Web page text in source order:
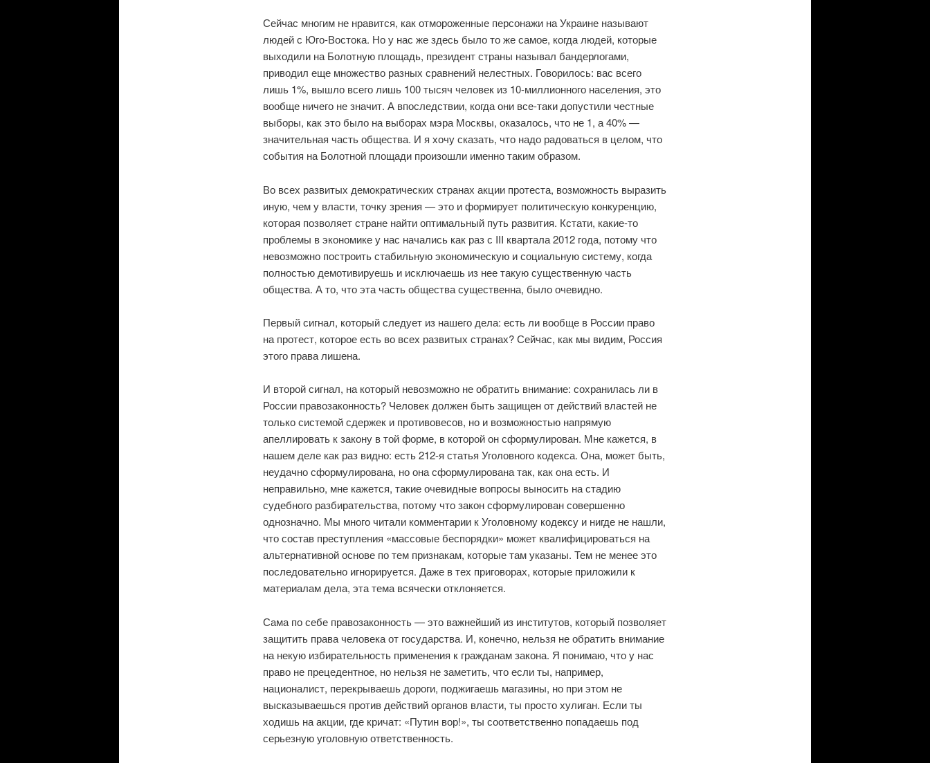
Сейчас многим не нравится, как отмороженные персонажи на Украине называют
людей с Юго-Востока. Но у нас же здесь было то же самое, когда людей, которые
выходили на Болотную площадь, президент страны называл бандерлогами,
приводил еще множество разных сравнений нелестных. Говорилось: вас всего
лишь 1%, вышло всего лишь 100 тысяч человек из 10-миллионного населения, это
вообще ничего не значит. А впоследствии, когда они все-таки допустили честные
выборы, как это было на выборах мэра Москвы, оказалось, что не 1, а 40% —
значительная часть общества. И я хочу сказать, что надо радоваться в целом, что
события на Болотной площади произошли именно таким образом.
Во всех развитых демократических странах акции протеста, возможность выразить
иную, чем у власти, точку зрения — это и формирует политическую конкуренцию,
которая позволяет стране найти оптимальный путь развития. Кстати, какие-то
проблемы в экономике у нас начались как раз с III квартала 2012 года, потому что
невозможно построить стабильную экономическую и социальную систему, когда
полностью демотивируешь и исключаешь из нее такую существенную часть
общества. А то, что эта часть общества существенна, было очевидно.
Первый сигнал, который следует из нашего дела: есть ли вообще в России право
на протест, которое есть во всех развитых странах? Сейчас, как мы видим, Россия
этого права лишена.
И второй сигнал, на который невозможно не обратить внимание: сохранилась ли в
России правозаконность? Человек должен быть защищен от действий властей не
только системой сдержек и противовесов, но и возможностью напрямую
апеллировать к закону в той форме, в которой он сформулирован. Мне кажется, в
нашем деле как раз видно: есть 212-я статья Уголовного кодекса. Она, может быть,
неудачно сформулирована, но она сформулирована так, как она есть. И
неправильно, мне кажется, такие очевидные вопросы выносить на стадию
судебного разбирательства, потому что закон сформулирован совершенно
однозначно. Мы много читали комментарии к Уголовному кодексу и нигде не нашли,
что состав преступления «массовые беспорядки» может квалифицироваться на
альтернативной основе по тем признакам, которые там указаны. Тем не менее это
последовательно игнорируется. Даже в тех приговорах, которые приложили к
материалам дела, эта тема всячески отклоняется.
Сама по себе правозаконность — это важнейший из институтов, который позволяет
защитить права человека от государства. И, конечно, нельзя не обратить внимание
на некую избирательность применения к гражданам закона. Я понимаю, что у нас
право не прецедентное, но нельзя не заметить, что если ты, например,
националист, перекрываешь дороги, поджигаешь магазины, но при этом не
высказываешься против действий органов власти, ты просто хулиган. Если ты
ходишь на акции, где кричат: «Путин вор!», ты соответственно попадаешь под
серьезную уголовную ответственность.